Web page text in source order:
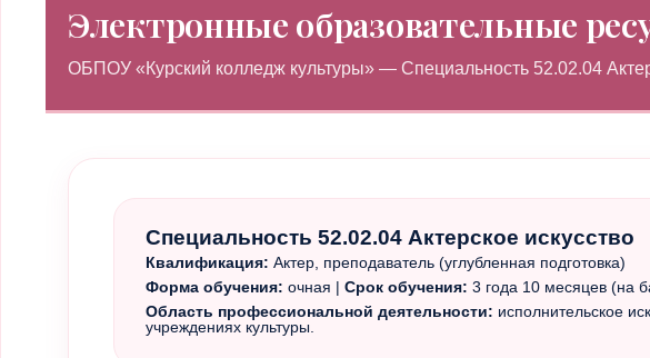
Электронные образовательные
ОБПОУ «Курский колледж культуры» — Специальность 52.02.04
Специальность 52.02.04 Актерское искусство
Квалификация: Актер, преподаватель (углубленная подготовка)
Форма обучения: очная | Срок обучения: 3 года 10 месяцев (на
Область профессиональной деятельности: исполнительское
учреждениях культуры.